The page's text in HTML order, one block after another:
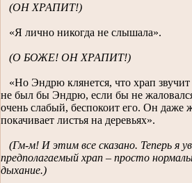
(ОН ХРАПИТ!)
«Я лично никогда не слышала».
(О БОЖЕ! ОН ХРАПИТ!)
«Но Эндрю клянется, что храп
не был бы Эндрю, если бы не
очень слабый, беспокоит его. Он даже
покачивает листья на деревьях».
(Гм-м! И этим все сказано. Теперь я
предполагаемый храп – просто
дыхание.)